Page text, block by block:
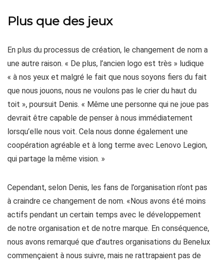
Plus que des jeux
En plus du processus de création, le changement de nom a
une autre raison. « De plus, l’ancien logo est très » ludique
« à nos yeux et malgré le fait que nous soyons fiers du fait
que nous jouons, nous ne voulons pas le crier du haut du
toit », poursuit Denis. « Même une personne qui ne joue pas
devrait être capable de penser à nous immédiatement
lorsqu’elle nous voit. Cela nous donne également une
coopération agréable et à long terme avec Lenovo Legion,
qui partage la même vision. »
Cependant, selon Denis, les fans de l’organisation n’ont pas
à craindre ce changement de nom. «Nous avons été moins
actifs pendant un certain temps avec le développement
de notre organisation et de notre marque. En conséquence,
nous avons remarqué que d’autres organisations du Benelux
commençaient à nous suivre, mais ne rattrapaient pas de